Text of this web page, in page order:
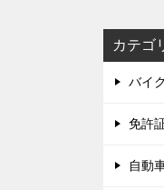
カテゴ
バイク
免許
自動